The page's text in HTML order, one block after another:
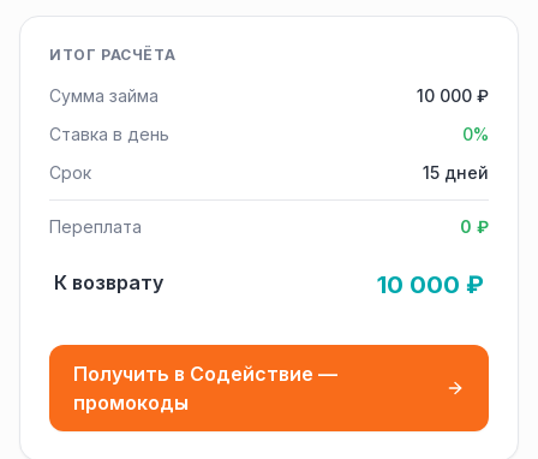
ИТОГ РАСЧЁТА
Сумма займа
10 000 ₽
Ставка в день
0%
Срок
15 дней
Переплата 0 ₽
К возврату 10 000 ₽
Получить в Содействие —
промокоды